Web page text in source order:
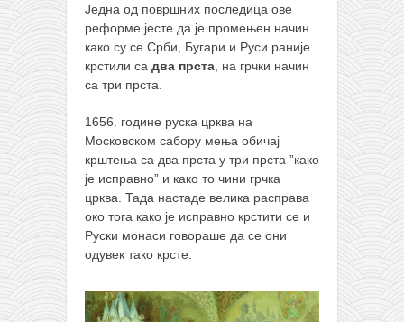
чланарина
контакт
бесплатна е-књига
моја прича
моја прича
фотке
контакт
Једна од површних последица ове
реформе јесте да је промењен начин
како су се Срби, Бугари и Руси раније
крстили са два прста , на грчки начин
са три прста.
1656. године руска црква на
Московском сабору мења обичај
крштења са два прста у три прста ”како
је исправно” и како то чини грчка
црква. Тада настаде велика расправа
око тога како је исправно крстити се и
Руски монаси говораше да се они
одувек тако крсте.